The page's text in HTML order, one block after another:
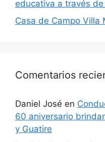
educativa a través
Casa de Campo Villa
Comentarios
Daniel José en
60 aniversario
y Guatire